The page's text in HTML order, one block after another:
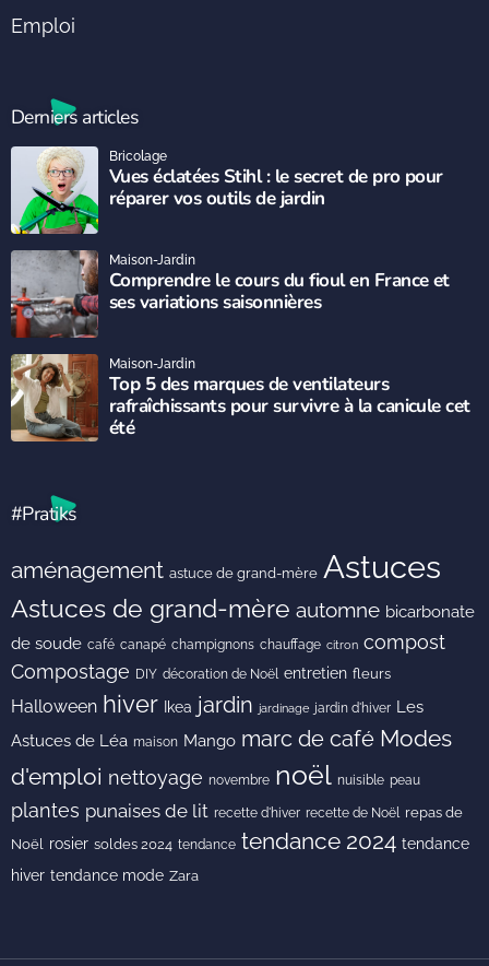
Emploi
Derniers articles
Vues éclatées Stihl : le secret de pro pour
réparer vos outils de jardin
Bricolage
Comprendre le cours du fioul en France et
ses variations saisonnières
Maison-Jardin
Top 5 des marques de ventilateurs
rafraîchissants pour survivre à la canicule cet
été
Maison-Jardin
#Pratiks
aménagement astuce de grand-mère Astuces
Astuces de grand-mère automne bicarbonate
de soude café canapé champignons chauffage citron compost
Compostage DIY décoration de Noël entretien fleurs
Halloween hiver Ikea jardin jardinage jardin d'hiver Les
Astuces de Léa maison Mango marc de café Modes
d'emploi nettoyage novembre noël nuisible peau
plantes punaises de lit recette d'hiver recette de Noël repas de
Noël rosier soldes 2024 tendance tendance 2024 tendance
hiver tendance mode Zara